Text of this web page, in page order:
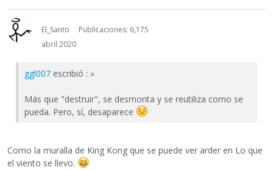
El_Santo
Publicaciones: 6,175
abril 2020
ggl007 escribió : »
Más que "destruir", se desmonta y se reutiliza como se
pueda. Pero, sí, desaparece
Como la muralla de King Kong que se puede ver arder en Lo que
el viento se llevo.